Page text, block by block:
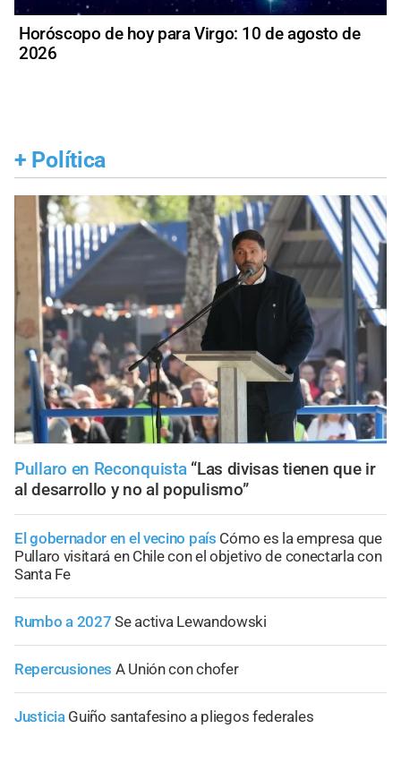
Horóscopo de hoy para Virgo: 10 de agosto de
2026
+ Política
Pullaro en Reconquista “Las divisas tienen que ir
al desarrollo y no al populismo”
El gobernador en el vecino país Cómo es la empresa que
Pullaro visitará en Chile con el objetivo de conectarla con
Santa Fe
Rumbo a 2027 Se activa Lewandowski
Repercusiones A Unión con chofer
Justicia Guiño santafesino a pliegos federales